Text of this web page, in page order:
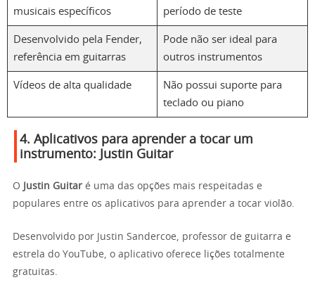
musicais específicos
período de teste
Desenvolvido pela Fender,
referência em guitarras
Pode não ser ideal para
outros instrumentos
Vídeos de alta qualidade
Não possui suporte para
teclado ou piano
4. Aplicativos para aprender a tocar um
instrumento:
Justin Guitar
O Justin Guitar é uma das opções mais respeitadas e
populares entre os aplicativos para aprender a tocar violão.
Desenvolvido por Justin Sandercoe, professor de guitarra e
estrela do YouTube, o aplicativo oferece lições totalmente
gratuitas.